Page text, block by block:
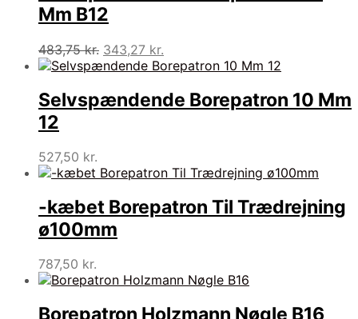
Mm B12
483,75kr. Den
oprindelige
var:
483,75 kr..
343,27 kr.
aktuelle
er:
343,27 kr..
Selvspændende Borepatron 10 Mm
12
527,50 kr.
-kæbet Borepatron Til Trædrejning
ø100mm
787,50 kr.
Borepatron Holzmann Nøgle B16